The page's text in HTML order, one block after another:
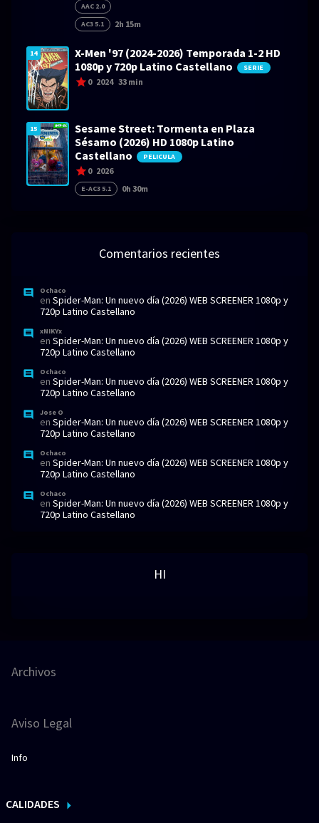
AAC 2.0
AC3 5.1
2h 15m
14
X-Men '97 (2024-2026) Temporada 1-2 HD
1080p y 720p Latino Castellano
SERIE
0 2024 33 min
15
Sesame Street: Tormenta en Plaza
Sésamo (2026) HD 1080p Latino
Castellano
PELICULA
0 2026
E-AC3 5.1 0h 30m
Comentarios recientes
Ochaco
en Spider-Man: Un nuevo día (2026) WEB SCREENER 1080p y
720p Latino Castellano
xNIKYx
en Spider-Man: Un nuevo día (2026) WEB SCREENER 1080p y
720p Latino Castellano
Ochaco
en Spider-Man: Un nuevo día (2026) WEB SCREENER 1080p y
720p Latino Castellano
Jose O
en Spider-Man: Un nuevo día (2026) WEB SCREENER 1080p y
720p Latino Castellano
Ochaco
en Spider-Man: Un nuevo día (2026) WEB SCREENER 1080p y
720p Latino Castellano
Ochaco
en Spider-Man: Un nuevo día (2026) WEB SCREENER 1080p y
720p Latino Castellano
HI
Archivos
Aviso Legal
Info
CALIDADES